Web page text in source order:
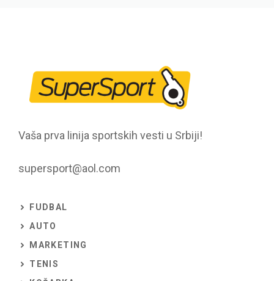
Vaša prva linija sportskih vesti u Srbiji!
supersport@aol.com
FUDBAL
AUTO
MARKETING
TENIS